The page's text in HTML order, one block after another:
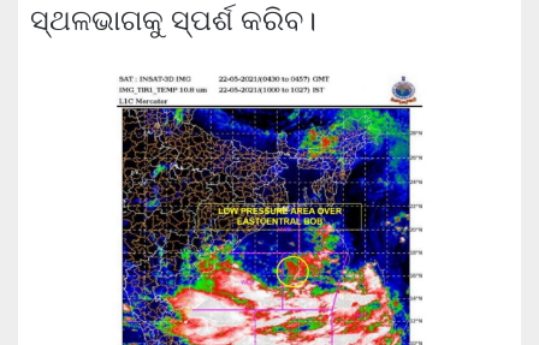
ସ୍ଥଳଭାଗକୁ ସ୍ପର୍ଶ କରିବ।